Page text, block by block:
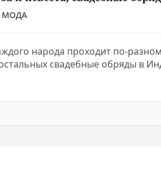
МОДА
народа проходит по-
свадебные обряды в